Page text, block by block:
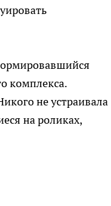
комплекса.
не устраивала
на роликах,